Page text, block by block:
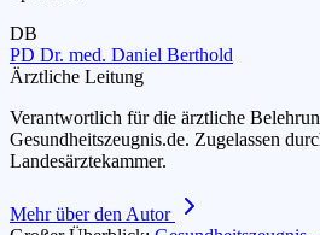
DB
PD Dr. med. Daniel Berthold
Ärztliche Leitung
Verantwortlich für die ärztliche
Gesundheitszeugnis.de. Zugelassen
Landesärztekammer.
Mehr über den Autor